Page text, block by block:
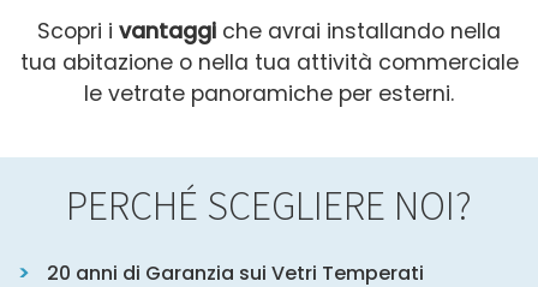
Scopri i vantaggi che avrai installando nella
tua abitazione o nella tua attività commerciale
le vetrate panoramiche per esterni.
PERCHÉ SCEGLIERE NOI?
20 anni di Garanzia sui Vetri Temperati